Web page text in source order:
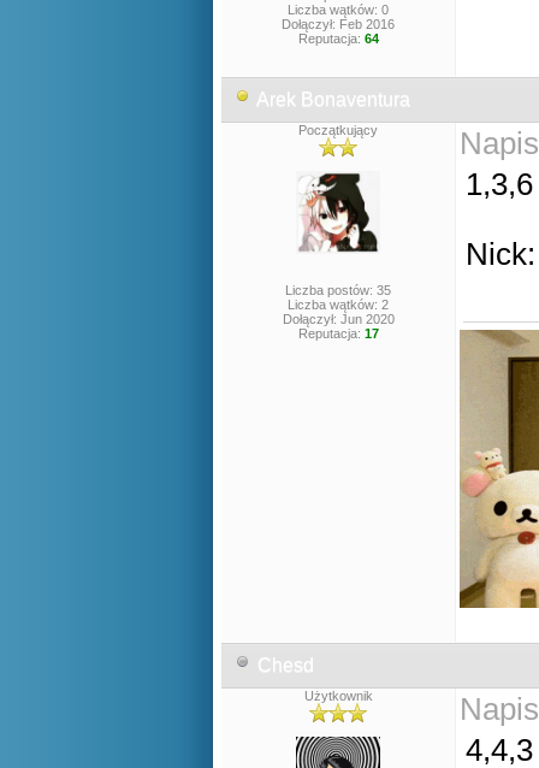
Liczba wątków: 0
Dołączył: Feb 2016
Reputacja: 64
Arek Bonaventura
Początkujący
Liczba postów: 35
Liczba wątków: 2
Dołączył: Jun 2020
Reputacja: 17
1,3,6
Chesd
Użytkownik
4,4,3